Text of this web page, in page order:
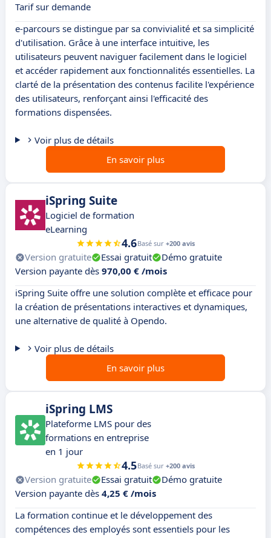
Tarif sur demande
e-parcours se distingue par sa convivialité et sa simplicité
d'utilisation. Grâce à une interface intuitive, les
utilisateurs peuvent naviguer facilement dans le logiciel
et accéder rapidement aux fonctionnalités essentielles. La
clarté de la présentation des contenus facilite l'expérience
des utilisateurs, renforçant ainsi l'efficacité des
formations dispensées.
Voir plus de détails
En savoir plus
iSpring Suite
Logiciel de formation
eLearning
4.6Basé sur +200 avis
Version gratuite Essai gratuit
Démo gratuite
Version payante dès 970,00 € /mois
iSpring Suite offre une solution complète et efficace pour
la création de présentations interactives et dynamiques,
une alternative de qualité à Opendo.
Voir plus de détails
En savoir plus
iSpring LMS
Plateforme LMS pour des
formations en entreprise
en 1 jour
4.5Basé sur +200 avis
Version gratuite Essai gratuit
Démo gratuite
Version payante dès 4,25 € /mois
La formation continue et le développement des
compétences des employés sont essentiels pour les